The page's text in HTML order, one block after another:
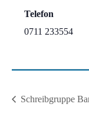
Telefon
0711 233554
Schreibgruppe